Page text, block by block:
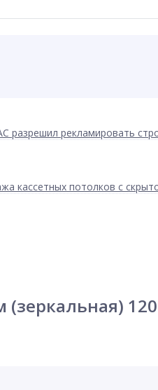
разрешил рекламировать
кассетных потолков с
(зеркальная)